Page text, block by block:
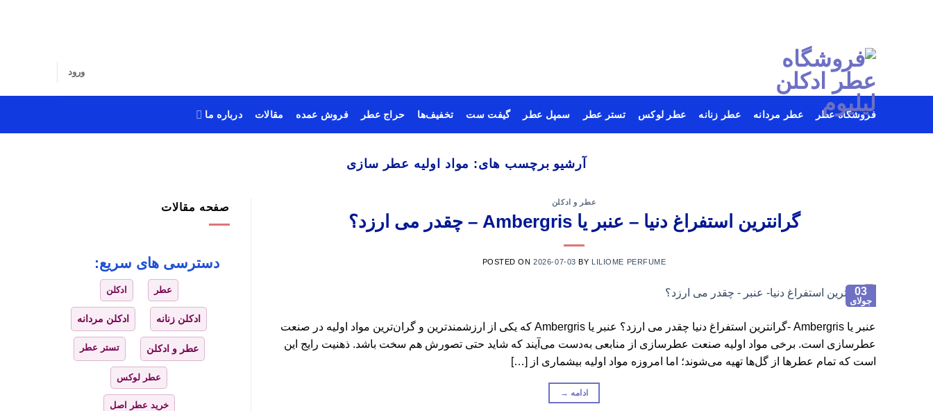
ورود
فروشگاه عطر عطر مردانه عطر زنانه عطر لوکس تستر عطر سمپل عطر گیفت ست تخفیف‌ها حراج عطر فروش عمده مقالات درباره ما
آرشیو برچسب های: مواد اولیه عطر سازی
عطر و ادکلن
گرانترین استفراغ دنیا – عنبر یا Ambergris – چقدر می ارزد؟
POSTED ON2026-07-03 BY LILIOME PERFUME
03
جولای
عنبر یا Ambergris -گرانترین استفراغ دنیا چقدر می ارزد؟ عنبر یا Ambergris که یکی از ارزشمندترین و گران‌ترین مواد اولیه در صنعت
عطرسازی است. برخی مواد اولیه صنعت عطرسازی از منابعی به‌دست می‌آیند که شاید حتی تصورش هم سخت باشد. ذهنیت رایج این
است که تمام عطرها از گل‌ها تهیه می‌شوند؛ اما امروزه مواد اولیه بیشماری از […]
ادامه →
صفحه مقالات
دسترسی های سریع:
عطر ادکلن
ادکلن زنانه ادکلن مردانه
عطر و ادکلن تستر عطر
عطر لوکس
خرید عطر اصل